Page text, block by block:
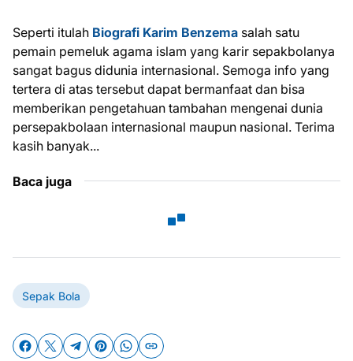
Seperti itulah Biografi Karim Benzema salah satu
pemain pemeluk agama islam yang karir sepakbolanya
sangat bagus didunia internasional. Semoga info yang
tertera di atas tersebut dapat bermanfaat dan bisa
memberikan pengetahuan tambahan mengenai dunia
persepakbolaan internasional maupun nasional. Terima
kasih banyak...
Baca juga
Sepak Bola